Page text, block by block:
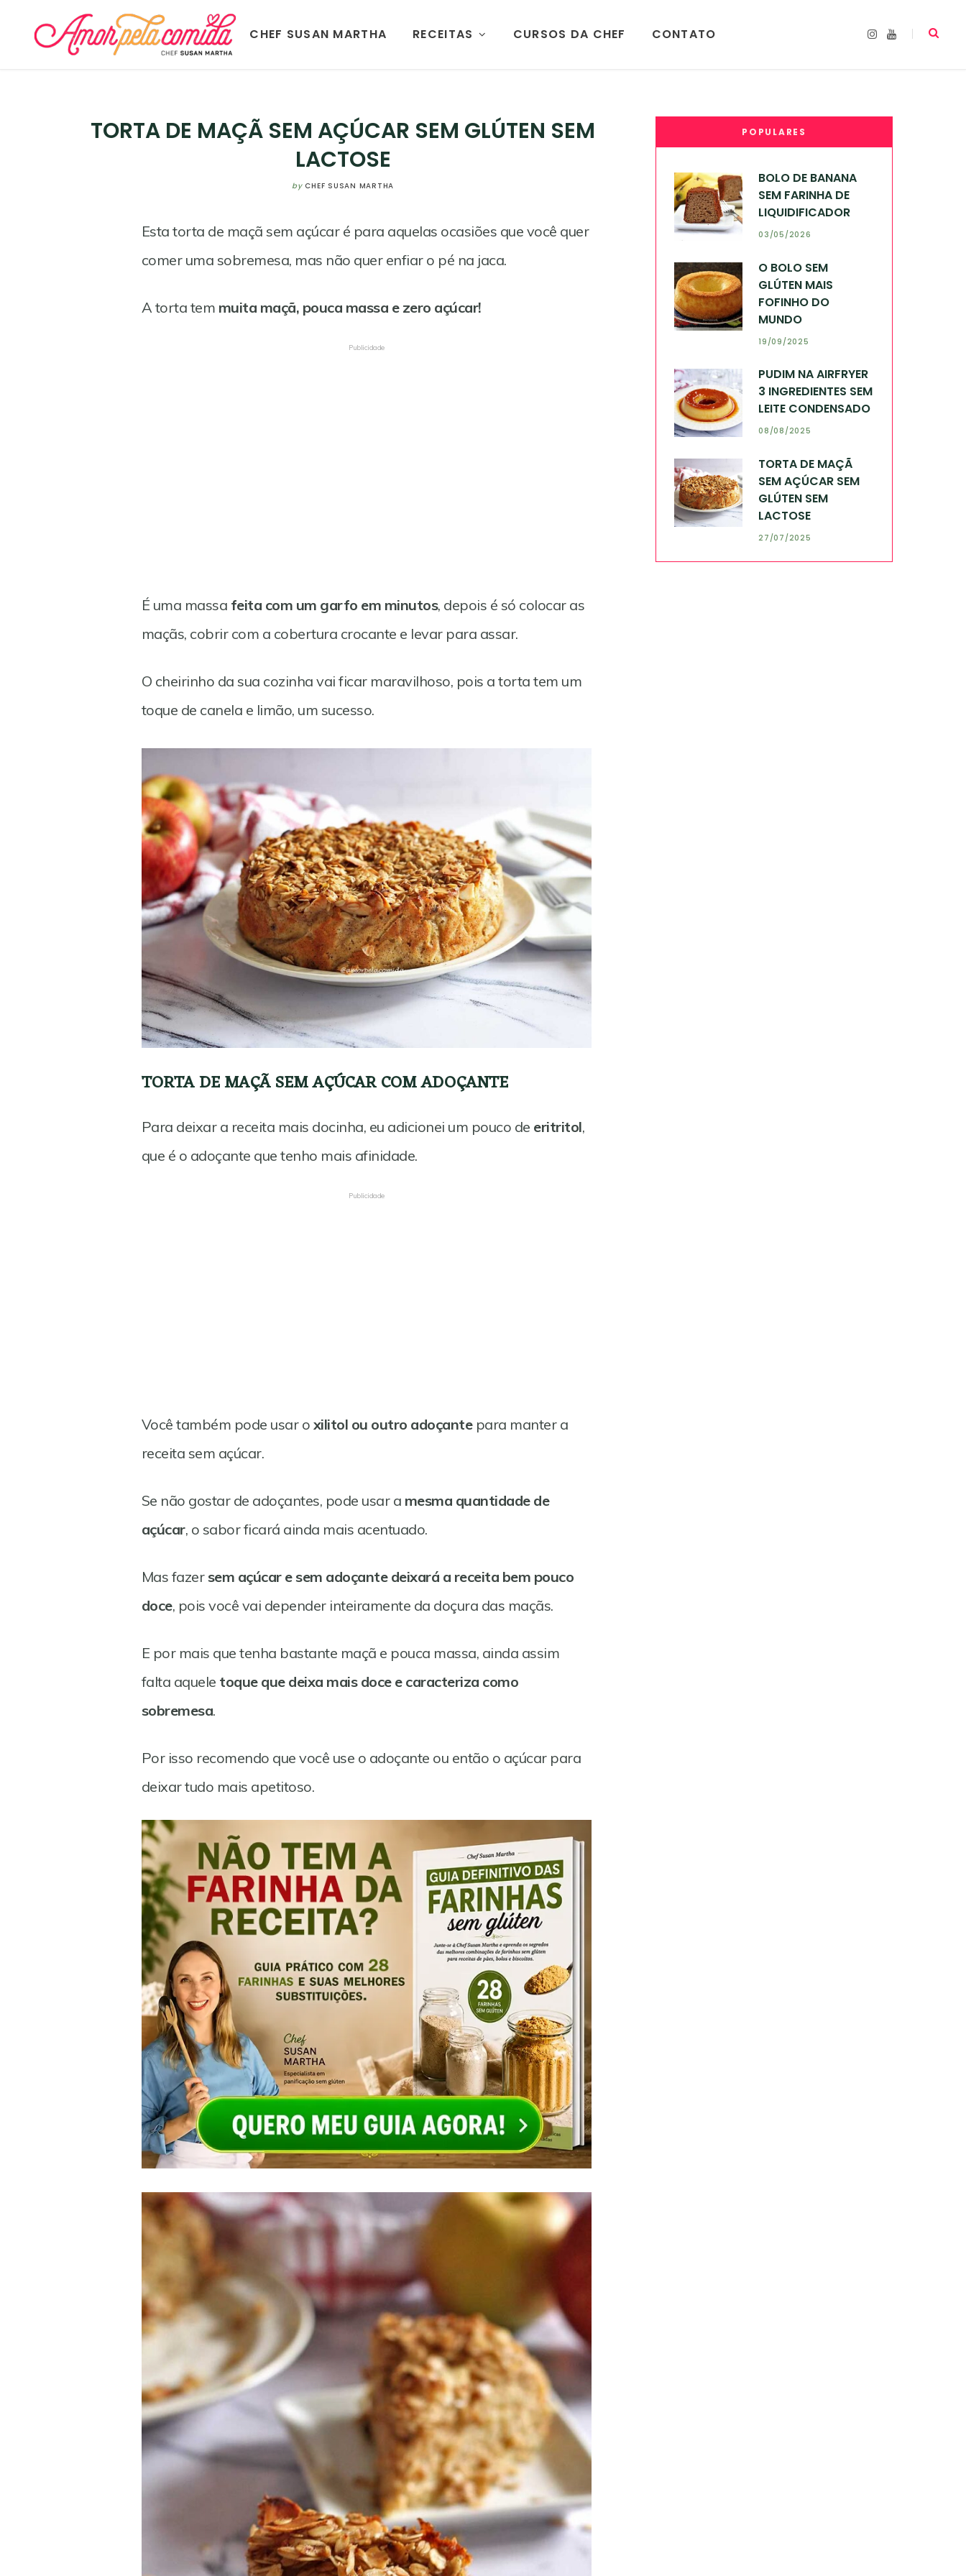
CHEF SUSAN MARTHA RECEITAS CURSOS DA CHEF CONTATO
I
m
Y
TORTA DE MAÇÃ SEM AÇÚCAR SEM GLÚTEN SEM
LACTOSE
by CHEF SUSAN MARTHA
Esta torta de maçã sem açúcar é para aquelas ocasiões que você quer
comer uma sobremesa, mas não quer enfiar o pé na jaca.
A torta tem muita maçã, pouca massa e zero açúcar!
Publicidade
É uma massa feita com um garfo em minutos, depois é só colocar as
maçãs, cobrir com a cobertura crocante e levar para assar.
O cheirinho da sua cozinha vai ficar maravilhoso, pois a torta tem um
toque de canela e limão, um sucesso.
TORTA DE MAÇÃ SEM AÇÚCAR COM ADOÇANTE
Para deixar a receita mais docinha, eu adicionei um pouco de eritritol,
que é o adoçante que tenho mais afinidade.
Publicidade
Você também pode usar o xilitol ou outro adoçante para manter a
receita sem açúcar.
Se não gostar de adoçantes, pode usar a mesma quantidade de
açúcar, o sabor ficará ainda mais acentuado.
Mas fazersem açúcar e sem adoçante deixará a receita bem pouco
doce, pois você vai depender inteiramente da doçura das maçãs.
E por mais que tenha bastante maçã e pouca massa, ainda assim
falta aquele toque que deixa mais doce e caracteriza como
sobremesa.
Por isso recomendo que você use o adoçante ou então o açúcar para
deixar tudo mais apetitoso.
POPULARES
BOLO DE BANANA
SEM FARINHA DE
LIQUIDIFICADOR
03/05/2026
O BOLO SEM
GLÚTEN MAIS
FOFINHO DO
MUNDO
19/09/2025
PUDIM NA AIRFRYER
3 INGREDIENTES SEM
LEITE CONDENSADO
08/08/2025
TORTA DE MAÇÃ
SEM AÇÚCAR SEM
GLÚTEN SEM
LACTOSE
27/07/2025